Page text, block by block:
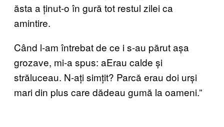
ăsta a ținut-o în gură tot restul zilei ca
amintire.
Când l-am întrebat de ce i s-au părut așa
grozave, mi-a spus: aErau calde și
străluceau. N-ați simțit? Parcă erau doi urși
mari din plus care dădeau gumă la oameni.”